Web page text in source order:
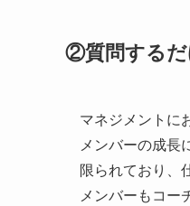
②質問する
マネジメントに
メンバーの成長
限られており、
メンバーもコー